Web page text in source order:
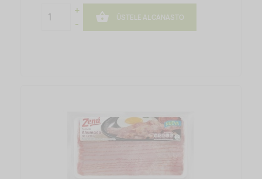
+
-
 ÚSTELE AL CANASTO